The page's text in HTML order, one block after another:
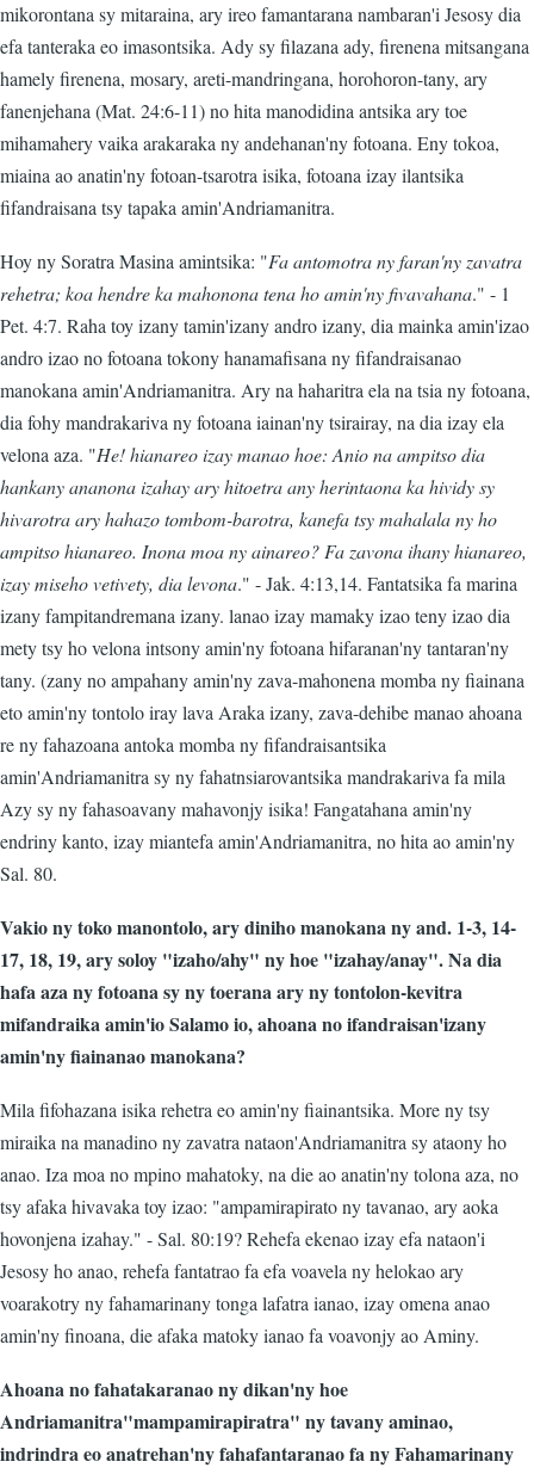
mikorontana sy mitaraina, ary ireo famantarana nambaran'i Jesosy dia
efa tanteraka eo imasontsika. Ady sy filazana ady, firenena mitsangana
hamely firenena, mosary, areti-mandringana, horohoron-tany, ary
fanenjehana (Mat. 24:6-11) no hita manodidina antsika ary toe
mihamahery vaika arakaraka ny andehanan'ny fotoana. Eny tokoa,
miaina ao anatin'ny fotoan-tsarotra isika, fotoana izay ilantsika
fifandraisana tsy tapaka amin'Andriamanitra.
Hoy ny Soratra Masina amintsika: "Fa antomotra ny faran'ny zavatra
rehetra; koa hendre ka mahonona tena ho amin'ny fivavahana." - 1
Pet. 4:7. Raha toy izany tamin'izany andro izany, dia mainka amin'izao
andro izao no fotoana tokony hanamafisana ny fifandraisanao
manokana amin'Andriamanitra. Ary na haharitra ela na tsia ny fotoana,
dia fohy mandrakariva ny fotoana iainan'ny tsirairay, na dia izay ela
velona aza. "He! hianareo izay manao hoe: Anio na ampitso dia
hankany ananona izahay ary hitoetra any herintaona ka hividy sy
hivarotra ary hahazo tombom-barotra, kanefa tsy mahalala ny ho
ampitso hianareo. Inona moa ny ainareo? Fa zavona ihany hianareo,
izay miseho vetivety, dia levona." - Jak. 4:13,14. Fantatsika fa marina
izany fampitandremana izany. lanao izay mamaky izao teny izao dia
mety tsy ho velona intsony amin'ny fotoana hifaranan'ny tantaran'ny
tany. (zany no ampahany amin'ny zava-mahonena momba ny fiainana
eto amin'ny tontolo iray lava Araka izany, zava-dehibe manao ahoana
re ny fahazoana antoka momba ny fifandraisantsika
amin'Andriamanitra sy ny fahatnsiarovantsika mandrakariva fa mila
Azy sy ny fahasoavany mahavonjy isika! Fangatahana amin'ny
endriny kanto, izay miantefa amin'Andriamanitra, no hita ao amin'ny
Sal. 80.
Vakio ny toko manontolo, ary diniho manokana ny and. 1-3, 14-
17, 18, 19, ary soloy "izaho/ahy" ny hoe "izahay/anay". Na dia
hafa aza ny fotoana sy ny toerana ary ny tontolon-kevitra
mifandraika amin'io Salamo io, ahoana no ifandraisan'izany
amin'ny fiainanao manokana?
Mila fifohazana isika rehetra eo amin'ny fiainantsika. More ny tsy
miraika na manadino ny zavatra nataon'Andriamanitra sy ataony ho
anao. Iza moa no mpino mahatoky, na die ao anatin'ny tolona aza, no
tsy afaka hivavaka toy izao: "ampamirapirato ny tavanao, ary aoka
hovonjena izahay." - Sal. 80:19? Rehefa ekenao izay efa nataon'i
Jesosy ho anao, rehefa fantatrao fa efa voavela ny helokao ary
voarakotry ny fahamarinany tonga lafatra ianao, izay omena anao
amin'ny finoana, die afaka matoky ianao fa voavonjy ao Aminy.
Ahoana no fahatakaranao ny dikan'ny hoe
Andriamanitra"mampamirapiratra" ny tavany aminao,
indrindra eo anatrehan'ny fahafantaranao fa ny Fahamarinany